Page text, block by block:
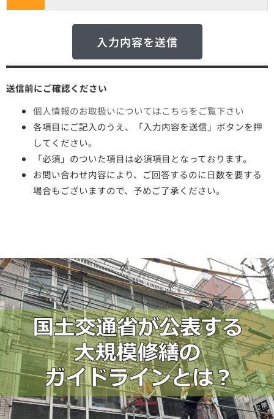
送信前にご確認ください
個人情報のお取扱いについてはこちらをご覧下さい
各項目にご記入のうえ、「入力内容を送信」ボタンを押
してください。
「必須」のついた項目は必須項目となっております。
お問い合わせ内容により、ご回答するのに日数を要する
場合もございますので、予めご了承ください。